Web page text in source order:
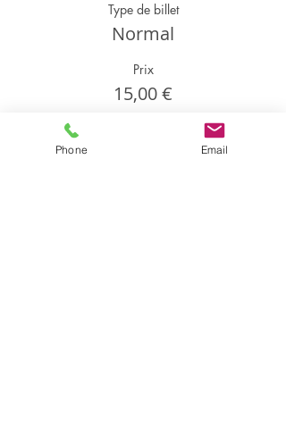
Type de billet
Normal
Prix
15,00 €
Phone Email